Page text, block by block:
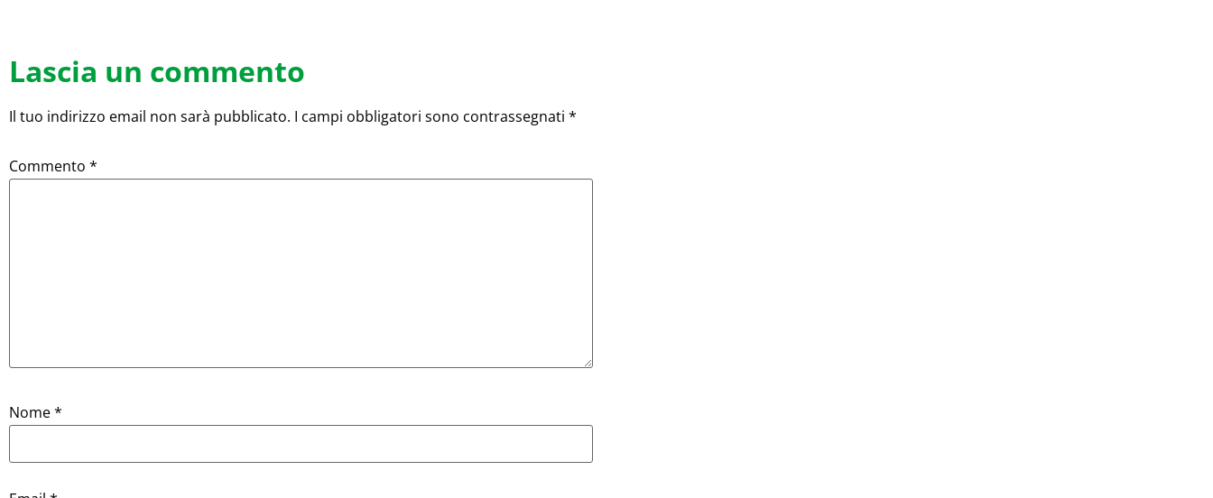
Lascia un commento
Il tuo indirizzo email non sarà pubblicato. I campi obbligatori sono contrassegnati *
Commento *
Nome*